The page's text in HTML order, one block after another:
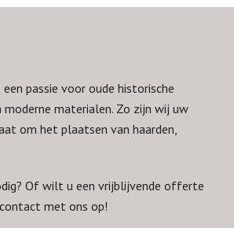
passie voor oude historische
materialen. Zo zijn wij uw
om het plaatsen van haarden,
Of wilt u een vrijblijvende offerte
contact met ons op!